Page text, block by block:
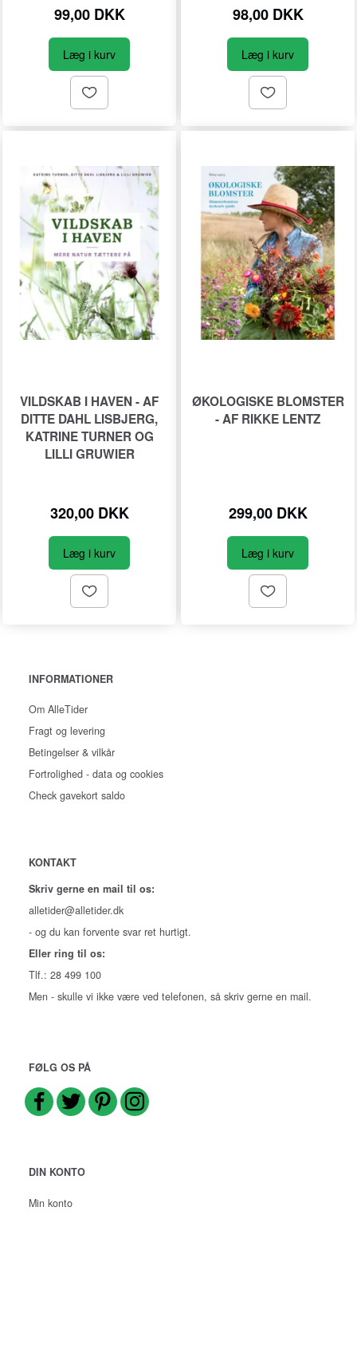
99,00 DKK
Læg i kurv
98,00 DKK
Læg i kurv
VILDSKAB I HAVEN - AF
DITTE DAHL LISBJERG,
KATRINE TURNER OG
LILLI GRUWIER
320,00 DKK
Læg i kurv
ØKOLOGISKE BLOMSTER
- AF RIKKE LENTZ
299,00 DKK
Læg i kurv
INFORMATIONER
Om AlleTider
Fragt og levering
Betingelser & vilkår
Fortrolighed - data og cookies
Check gavekort saldo
KONTAKT
Skriv gerne en mail til os:
alletider@alletider.dk
- og du kan forvente svar ret hurtigt.
Eller ring til os:
Tlf.: 28 499 100
Men - skulle vi ikke være ved telefonen, så skriv gerne en mail.
FØLG OS PÅ
DIN KONTO
Min konto